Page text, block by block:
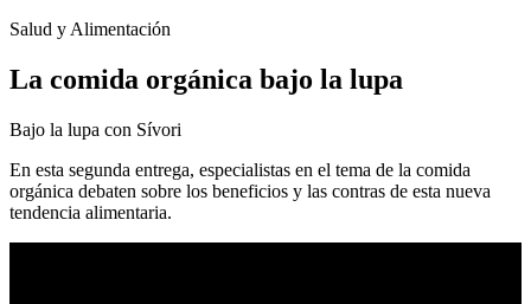
Salud y Alimentación
La comida orgánica bajo la lupa
Bajo la lupa con Sívori
En esta segunda entrega, especialistas en el tema de la comida
orgánica debaten sobre los beneficios y las contras de esta nueva
tendencia alimentaria.